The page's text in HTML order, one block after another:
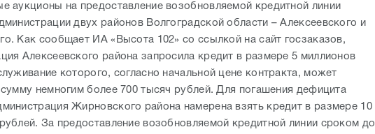
аукционы на предоставление возобновляемой кредитной линии
двух районов Волгоградской области – Алексеевского и
Как сообщает ИА «Высота 102» со ссылкой на сайт госзаказов,
Алексеевского района запросила кредит в размере 5 миллионов
которого, согласно начальной цене контракта, может
немногим более 700 тысяч рублей. Для погашения дефицита
Жирновского района намерена взять кредит в размере 10
За предоставление возобновляемой кредитной линии сроком до